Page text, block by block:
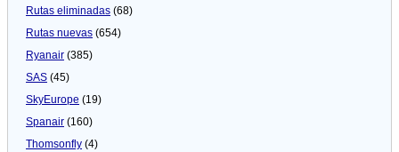
Rutas eliminadas (68)
Rutas nuevas (654)
Ryanair (385)
SAS (45)
SkyEurope (19)
Spanair (160)
Thomsonfly (4)